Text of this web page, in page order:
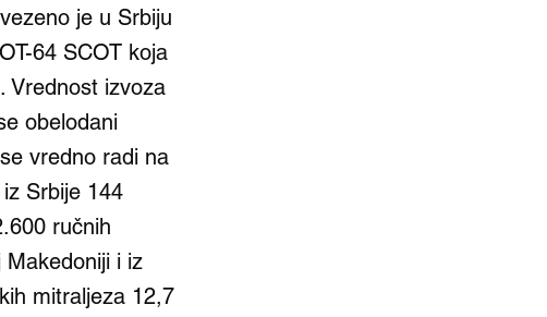
je u Srbiju
64 SCOT koja
Vrednost izvoza
obelodani
vredno radi na
Srbije 144
ručnih
i iz
mitraljeza 12,7